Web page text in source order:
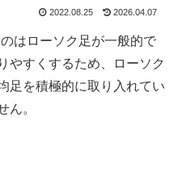
2022.08.25 2026.04.07
はローソク足が一般的で
やすくするため、ローソク
足を積極的に取り入れてい
ん。